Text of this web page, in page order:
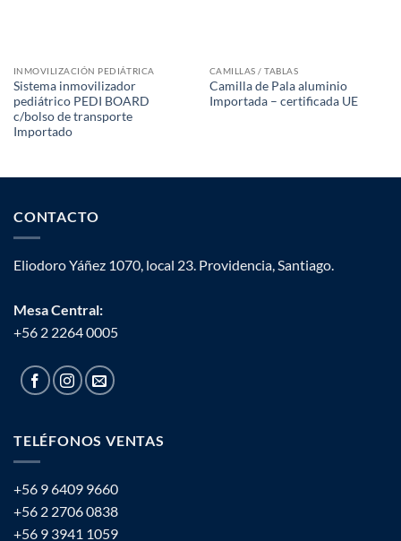
INMOVILIZACIÓN PEDIÁTRICA
Sistema inmovilizador
pediátrico PEDI BOARD
c/bolso de transporte
Importado
CAMILLAS / TABLAS
Camilla de Pala aluminio
Importada – certificada UE
CONTACTO
Eliodoro Yáñez 1070, local 23. Providencia, Santiago.
Mesa Central:
+56 2 2264 0005
TELÉFONOS VENTAS
+56 9 6409 9660
+56 2 2706 0838
+56 9 3941 1059